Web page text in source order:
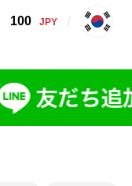
100